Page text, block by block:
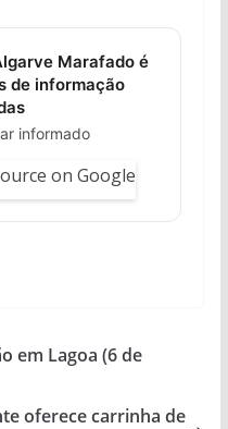
Marafado é
de informação
informado
em Lagoa (6 de
oferece carrinha de